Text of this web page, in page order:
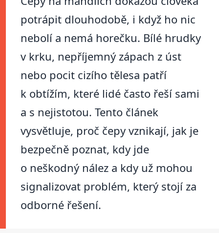
potrápit dlouhodobě, i když ho nic
nebolí a nemá horečku. Bílé hrudky
v krku, nepříjemný zápach z úst
nebo pocit cizího tělesa patří
k obtížím, které lidé často řeší sami
a s nejistotou. Tento článek
vysvětluje, proč čepy vznikají, jak je
bezpečně poznat, kdy jde
o neškodný nález a kdy už mohou
signalizovat problém, který stojí za
odborné řešení.